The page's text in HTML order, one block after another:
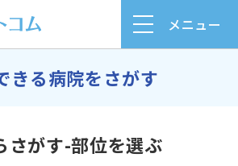
メニュー
きる病院をさがす
さがす-部位を選ぶ